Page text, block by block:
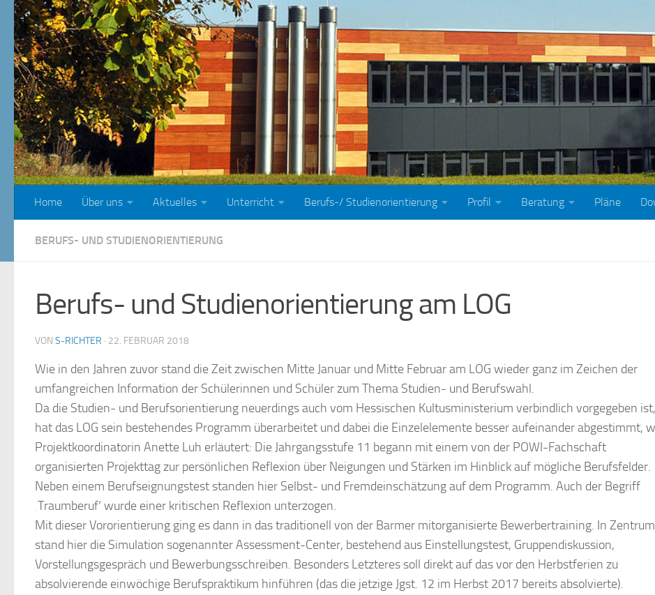
Zum Inhalt springen
Home Über uns Aktuelles Unterricht Berufs-/ Studienorientierung Profil Beratung Pläne
BERUFS- UND STUDIENORIENTIERUNG
Berufs- und Studienorientierung am LOG
VON S-RICHTER · 22. FEBRUAR 2018
Wie in den Jahren zuvor stand die Zeit zwischen Mitte Januar und Mitte Februar am LOG wieder ganz im Zeichen der
umfangreichen Information der Schülerinnen und Schüler zum Thema Studien- und Berufswahl.
Da die Studien- und Berufsorientierung neuerdings auch vom Hessischen Kultusministerium verbindlich vorgegeben ist,
hat das LOG sein bestehendes Programm überarbeitet und dabei die Einzelelemente besser aufeinander abgestimmt,
Projektkoordinatorin Anette Luh erläutert: Die Jahrgangsstufe 11 begann mit einem von der POWI-Fachschaft
organisierten Projekttag zur persönlichen Reflexion über Neigungen und Stärken im Hinblick auf mögliche Berufsfelder.
Neben einem Berufseignungstest standen hier Selbst- und Fremdeinschätzung auf dem Programm. Auch der Begriff
‚Traumberuf‘ wurde einer kritischen Reflexion unterzogen.
Mit dieser Vororientierung ging es dann in das traditionell von der Barmer mitorganisierte Bewerbertraining. In Zentrum
stand hier die Simulation sogenannter Assessment-Center, bestehend aus Einstellungstest, Gruppendiskussion,
Vorstellungsgespräch und Bewerbungsschreiben. Besonders Letzteres soll direkt auf das vor den Herbstferien zu
absolvierende einwöchige Berufspraktikum hinführen (das die jetzige Jgst. 12 im Herbst 2017 bereits absolvierte).